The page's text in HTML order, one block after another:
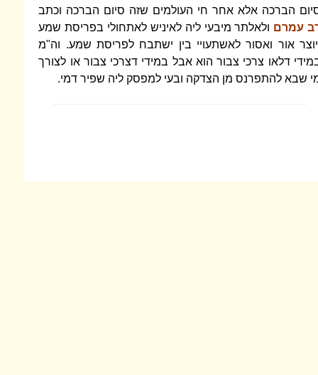
הברכה אלא אחר חי העולמים שזה סיום הברכה וכתב
עמרם ולאלתר מיבעי ליה לאיניש לאתחולי בפריסת שמע
אור ואסור לאשתעויי בין ישתבח לפריסת שמע. וה"מ
דלאו צרכי צבור הוא אבל במידי דצרכי צבור או לצורך
שבא להתפרנס מן הצדקה ובעי למפסק ליה שפיר דמי.